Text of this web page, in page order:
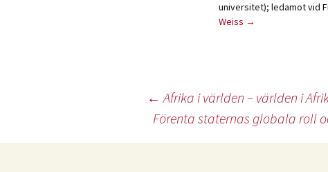
universitet); ledamot vid
Weiss →
Inläggsnavigering
← Afrika i världen – världen i
Förenta staternas globala roll